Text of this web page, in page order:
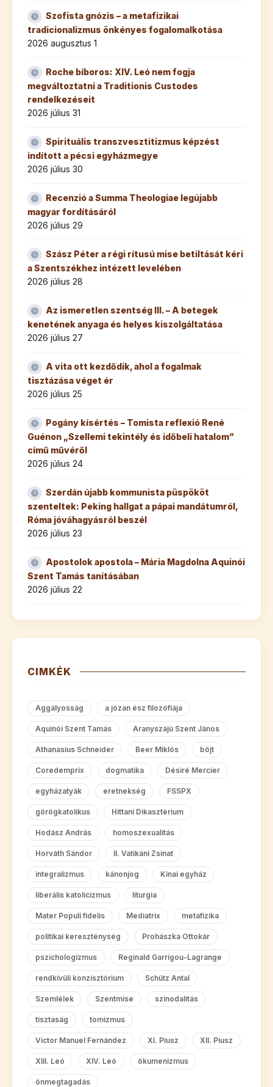
Szofista gnózis – a metafizikai
tradicionalizmus önkényes fogalomalkotása
2026 augusztus 1
Roche bíboros: XIV. Leó nem fogja
megváltoztatni a Traditionis Custodes
rendelkezéseit
2026 július 31
Spirituális transzvesztitizmus képzést
indított a pécsi egyházmegye
2026 július 30
Recenzió a Summa Theologiae legújabb
magyar fordításáról
2026 július 29
Szász Péter a régi rítusú mise betiltását kéri
a Szentszékhez intézett levelében
2026 július 28
Az ismeretlen szentség III. – A betegek
kenetének anyaga és helyes kiszolgáltatása
2026 július 27
A vita ott kezdődik, ahol a fogalmak
tisztázása véget ér
2026 július 25
Pogány kísértés – Tomista reflexió René
Guénon „Szellemi tekintély és időbeli hatalom”
című művéről
2026 július 24
Szerdán újabb kommunista püspököt
szenteltek: Peking hallgat a pápai mandátumról,
Róma jóváhagyásról beszél
2026 július 23
Apostolok apostola – Mária Magdolna Aquinói
Szent Tamás tanításában
2026 július 22
CIMKÉK
Aggályosság a józan ész filozófiája
Aquinói Szent Tamás Aranyszájú Szent János
Athanasius Schneider Beer Miklós böjt
Coredemprix dogmatika Désiré Mercier
egyházatyák eretnekség FSSPX
görögkatolikus Hittani Dikasztérium
Hodász András homoszexualitás
Horváth Sándor II. Vatikáni Zsinat
integralizmus kánonjog Kínai egyház
liberális katolicizmus liturgia
Mater Populi fidelis Mediatrix metafizika
politikai kereszténység Prohászka Ottokár
pszichologizmus Reginald Garrigou-Lagrange
rendkívüli konzisztórium Schütz Antal
Szemlélek Szentmise szinodalitás
tisztaság tomizmus
Víctor Manuel Fernández XI. Piusz XII. Piusz
XIII. Leó XIV. Leó ökumenizmus
önmegtagadás